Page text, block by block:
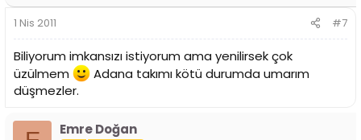
1 Nis 2011 #7
Biliyorum imkansızı istiyorum ama yenilirsek çok
üzülmem
Adana takımı kötü durumda umarım
düşmezler.
Emre Doğan